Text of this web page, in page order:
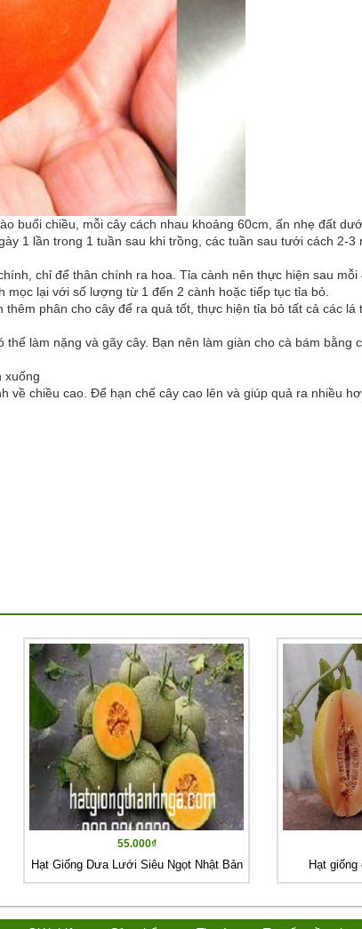
buổi chiều, mỗi cây cách nhau khoảng 60cm, ấn nhẹ đất
1 lần trong 1 tuần sau khi trồng, các tuần sau tưới cách 2-3
chỉ để thân chính ra hoa. Tỉa cành nên thực hiện sau mỗi
mọc lại với số lượng từ 1 đến 2 cành hoặc tiếp tục tỉa bỏ.
thêm phân cho cây để ra quả tốt, thực hiện tỉa bỏ tất cả các
làm nặng và gãy cây. Bạn nên làm giàn cho cà bám
xuống
về chiều cao. Để hạn chế cây cao lên và giúp quả ra nhiều
55.000₫
Hạt Giống Dưa Lưới Siêu Ngọt Nhật Bản Hạt